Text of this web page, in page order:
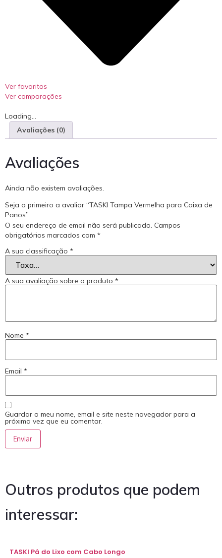
Ver favoritos
Ver comparações
Loading...
Avaliações (0)
Avaliações
Ainda não existem avaliações.
Seja o primeiro a avaliar “TASKI Tampa Vermelha para Caixa de
Panos”
O seu endereço de email não será publicado. Campos
obrigatórios marcados com *
A sua classificação *
A sua avaliação sobre o produto *
Nome *
Email *
Guardar o meu nome, email e site neste navegador para a
próxima vez que eu comentar.
Outros produtos que podem
interessar:
TASKI Pá do Lixo com Cabo Longo